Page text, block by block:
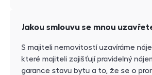
Jakou smlouvu se mnou
S majiteli nemovitostí uzavíráme
které majiteli zajišťují pravidelný
garance stavu bytu a to, že se o